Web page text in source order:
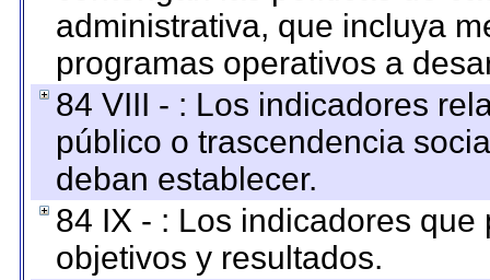
administrativa, que incluya
programas operativos a
84 VIII - : Los indicadores
público o trascendencia
deban establecer.
84 IX - : Los indicadores
objetivos y resultados.